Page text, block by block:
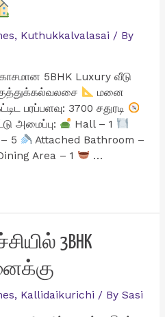
, Kuthukkalvalasai / By
5BHK Luxury வீடு
மனை
பரப்பளவு: 3700 சதுரடி
அமைப்பு:
Hall – 1
5
Attached Bathroom –
Area – 1 …
3BHK
, Kallidaikurichi / By Sasi